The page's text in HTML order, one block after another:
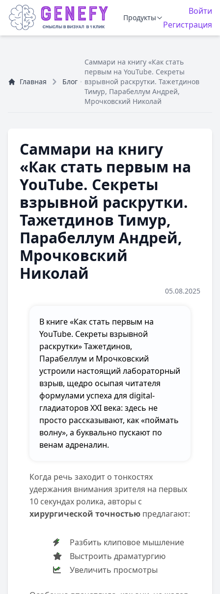
Продукты
Войти
Регистрация
Главная Блог
Саммари на книгу «Как стать
первым на YouTube. Секреты
взрывной раскрутки. Тажетдинов
Тимур, Парабеллум Андрей,
Мрочковский Николай
Саммари на книгу
«Как стать первым на
YouTube. Секреты
взрывной раскрутки.
Тажетдинов Тимур,
Парабеллум Андрей,
Мрочковский
Николай
05.08.2025
В книге «Как стать первым на
YouTube. Секреты взрывной
раскрутки» Тажетдинов,
Парабеллум и Мрочковский
устроили настоящий лабораторный
взрыв, щедро осыпая читателя
формулами успеха для digital-
гладиаторов XXI века: здесь не
просто рассказывают, как «поймать
волну», а буквально пускают по
венам адреналин.
Когда речь заходит о тонкостях
удержания внимания зрителя на первых
10 секундах ролика, авторы с
хирургической точностью предлагают:
Разбить клиповое мышление
Выстроить драматургию
Увеличить просмотры